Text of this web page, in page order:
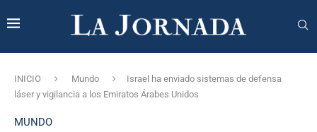
INICIO Mundo
Israel ha enviado sistemas de defensa
láser y vigilancia a los Emiratos Árabes Unidos
MUNDO